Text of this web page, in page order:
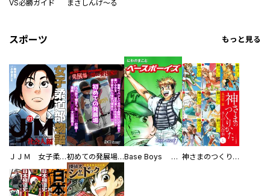
VS必勝ガイド まさしんげ～る
スポーツ もっと見る
ＪＪＭ 女子柔道部物語 社会人編 初めての発展場 【白抜き修正版】 Base Boys 新装版 神さまのつくりかた。スーパー大合本